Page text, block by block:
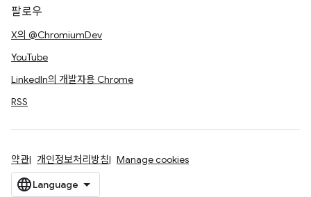
팔로우
X의 @ChromiumDev
YouTube
LinkedIn의 개발자용 Chrome
RSS
약관 개인정보처리방침 Manage cookies